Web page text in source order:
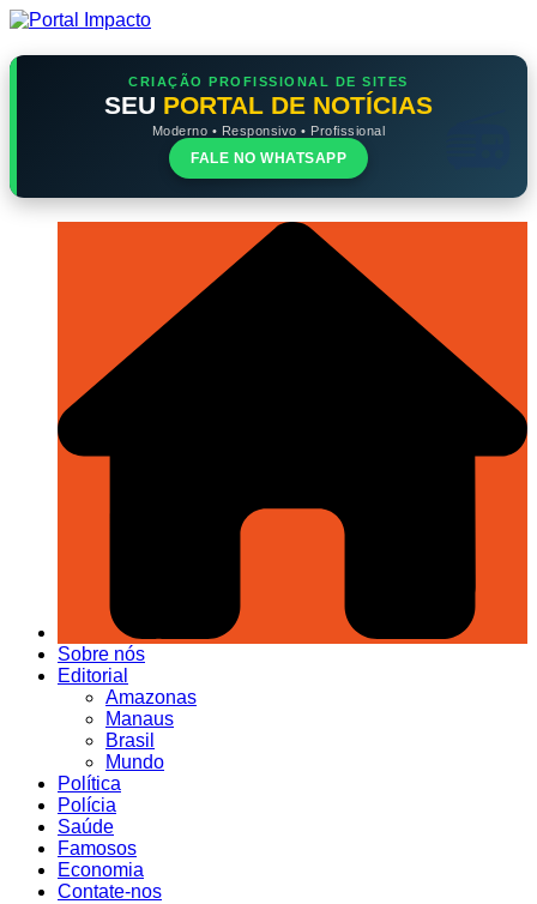
Ir
o
CRIAÇÃO PROFISSIONAL DE SITES
SEU PORTAL DE NOTÍCIAS
Moderno • Responsivo • Profissional
FALE NO WHATSAPP
Sobre nós
Editorial
Amazonas
Manaus
Brasil
Mundo
Política
Polícia
Saúde
Famosos
Economia
Contate-nos